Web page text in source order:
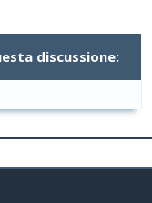
discussione: